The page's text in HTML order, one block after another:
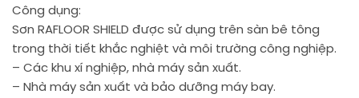
Công dụng:
Sơn RAFLOOR SHIELD được sử dụng trên sàn bê tông
trong thời tiết khắc nghiệt và môi trường công nghiệp.
– Các khu xí nghiệp, nhà máy sản xuất.
– Nhà máy sản xuất và bảo dưỡng máy bay.